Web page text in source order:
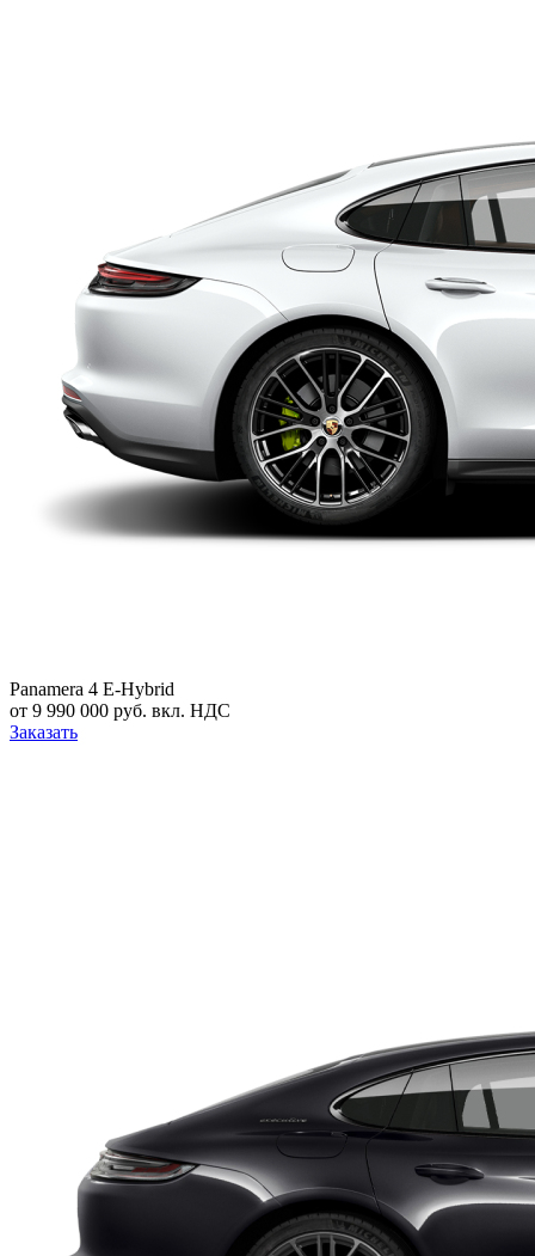
Panamera 4 E-Hybrid
от 9 990 000 руб. вкл. НДС
Заказать